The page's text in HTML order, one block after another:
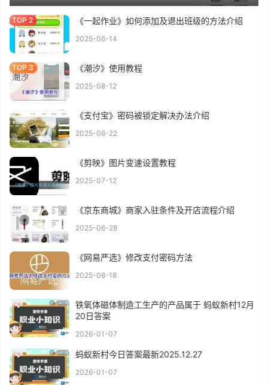
《一起作业》如何添加及退出班级的方法介绍
2025-06-14
《潮汐》使用教程
2025-08-12
《支付宝》密码被锁定解决办法介绍
2025-06-22
《剪映》图片变速设置教程
2025-07-12
《京东商城》商家入驻条件及开店流程介绍
2025-06-28
《网易严选》修改支付密码方法
2025-08-18
铁氧体磁体制造工生产的产品属于 蚂蚁新村12月
20日答案
2026-01-07
蚂蚁新村今日答案最新2025.12.27
2026-01-07